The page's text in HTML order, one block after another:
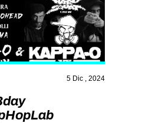
AREA
FREESTYLE
LAMBRETTA
MSM
TSUNAMI
5 Dic , 2024